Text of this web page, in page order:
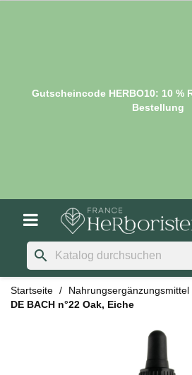
Gutscheincode HERBO10: 10 %
Bestellung
search
Startseite Nahrungsergänzungsmittel
DE BACH n°22 Oak, Eiche